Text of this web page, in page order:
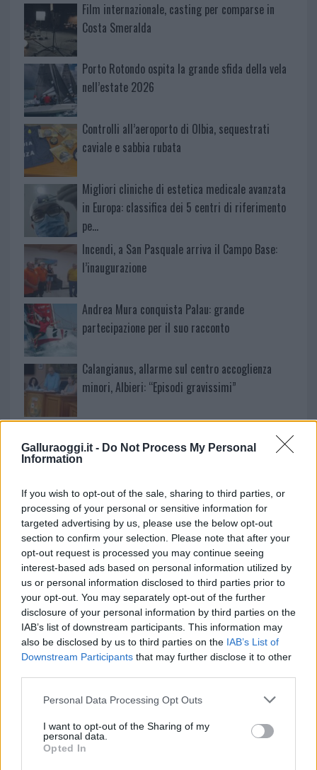
Galluraoggi.it - Do Not Process My Personal
Information
If you wish to opt-out of the sale, sharing to third parties, or
processing of your personal or sensitive information for
targeted advertising by us, please use the below opt-out
section to confirm your selection. Please note that after your
opt-out request is processed you may continue seeing
interest-based ads based on personal information utilized by
us or personal information disclosed to third parties prior to
your opt-out. You may separately opt-out of the further
disclosure of your personal information by third parties on the
IAB’s list of downstream participants. This information may
also be disclosed by us to third parties on the IAB’s List of
Downstream Participants that may further disclose it to other
Please note that this website/app uses one or more Google
not limited to your visit or usage behaviour. You may click to
grant or deny consent to Google and its third-party tags to
use your data for below specified purposes in below Google
Personal Data Processing Opt Outs
I want to opt-out of the Sharing of my
personal data.
Opted In
Film internazionale, casting per comparse in
Costa Smeralda
Porto Rotondo ospita la grande sfida della vela
nell’estate 2026
Controlli all’aeroporto di Olbia, sequestrati
caviale e sabbia rubata
Migliori cliniche di estetica medicale avanzata
in Europa: classifica dei 5 centri di riferimento
pe…
Incendi, a San Pasquale arriva il Campo Base:
l’inaugurazione
Andrea Mura conquista Palau: grande
partecipazione per il suo racconto
Calangianus, allarme sul centro accoglienza
minori, Albieri: “Episodi gravissimi”
NECROLOGIE
Mario Malu
Martina Agostina Diturco